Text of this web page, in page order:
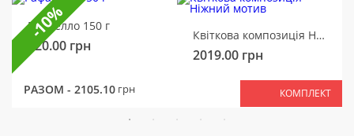
Рафаелло 150 г
320.00 грн
Квіткова композиція Ніжний мотив
2019.00 грн
РАЗОМ - 2105.10 грн КОМПЛЕКТ
-10%